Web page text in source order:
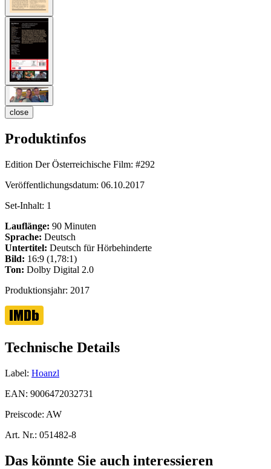
close
Produktinfos
Edition Der Österreichische Film: #292
Veröffentlichungsdatum: 06.10.2017
Set-Inhalt: 1
Lauflänge: 90 Minuten
Sprache: Deutsch
Untertitel: Deutsch für Hörbehinderte
Bild: 16:9 (1,78:1)
Ton: Dolby Digital 2.0
Produktionsjahr: 2017
Technische Details
Label: Hoanzl
EAN: 9006472032731
Preiscode: AW
Art. Nr.: 051482-8
Das könnte Sie auch interessieren